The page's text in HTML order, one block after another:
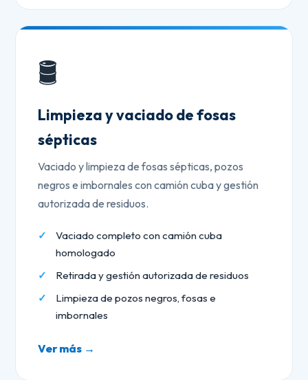
🛢️
Limpieza y vaciado de fosas
sépticas
Vaciado y limpieza de fosas sépticas, pozos
negros e imbornales con camión cuba y gestión
autorizada de residuos.
Vaciado completo con camión cuba
homologado
Retirada y gestión autorizada de residuos
Limpieza de pozos negros, fosas e
imbornales
Ver más →